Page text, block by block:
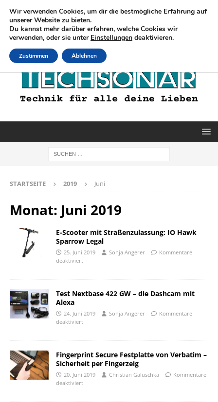
STARTSEITE 2019 Juni
Monat: Juni 2019
E-Scooter mit Straßenzulassung: IO Hawk
Sparrow Legal
25. Juni 2019 Sonja Angerer
Kommentare
deaktiviert
Test Nextbase 422 GW – die Dashcam mit
Alexa
24. Juni 2019 Sonja Angerer
Kommentare
deaktiviert
Fingerprint Secure Festplatte von Verbatim –
Sicherheit per Fingerzeig
20. Juni 2019 Christian Galuschka
Kommentare
deaktiviert
Wir verwenden Cookies, um dir die bestmögliche Erfahrung auf
unserer Website zu bieten.
Du kannst mehr darüber erfahren, welche Cookies wir
verwenden, oder sie unter Einstellungen deaktivieren.
Zustimmen Ablehnen